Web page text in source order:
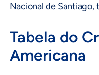
Nacional de Santiago,
Tabela do
Americana